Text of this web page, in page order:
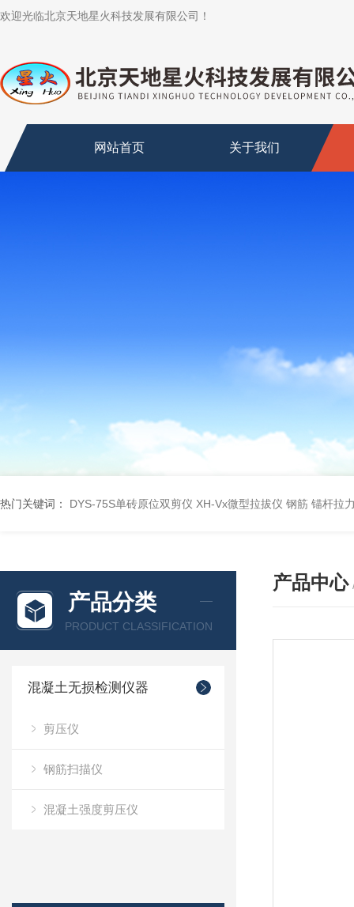
欢迎光临北京天地星火科技发展有限公司！
网站首页 关于我们
热门关键词： DYS-75S单砖原位双剪仪 XH-Vx微型拉拔仪 钢筋 锚杆拉
产品分类
PRODUCT CLASSIFICATION
混凝土无损检测仪器
剪压仪
钢筋扫描仪
混凝土强度剪压仪
产品中心